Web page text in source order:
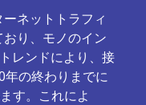
ネットトラフィ
り、モノのイン
レンドにより、接
の終わりまでに
す。これによ